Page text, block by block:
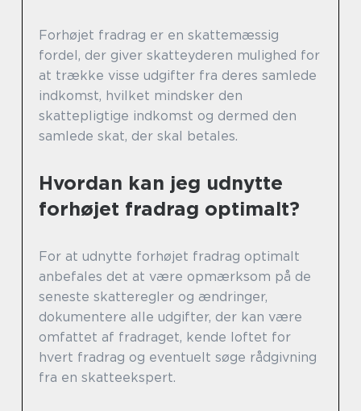
Forhøjet fradrag er en skattemæssig
fordel, der giver skatteyderen mulighed for
at trække visse udgifter fra deres samlede
indkomst, hvilket mindsker den
skattepligtige indkomst og dermed den
samlede skat, der skal betales.
Hvordan kan jeg udnytte
forhøjet fradrag optimalt?
For at udnytte forhøjet fradrag optimalt
anbefales det at være opmærksom på de
seneste skatteregler og ændringer,
dokumentere alle udgifter, der kan være
omfattet af fradraget, kende loftet for
hvert fradrag og eventuelt søge rådgivning
fra en skatteekspert.